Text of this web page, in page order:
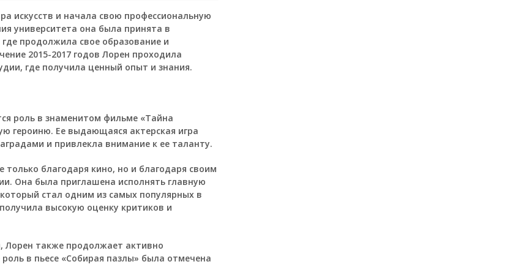
искусств и начала свою профессиональную
университета она была принята в
продолжила свое образование и
2015-2017 годов Лорен проходила
где получила ценный опыт и знания.
роль в знаменитом фильме «Тайна
героиню. Ее выдающаяся актерская игра
и привлекла внимание к ее таланту.
благодаря кино, но и благодаря своим
Она была приглашена исполнять главную
стал одним из самых популярных в
высокую оценку критиков и
Лорен также продолжает активно
в пьесе «Собирая пазлы» была отмечена